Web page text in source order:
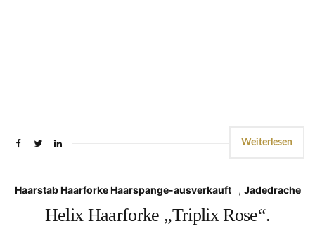
Weiterlesen
Haarstab Haarforke Haarspange-ausverkauft , Jadedrache
Helix Haarforke „Triplix Rose“.